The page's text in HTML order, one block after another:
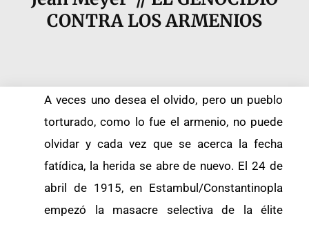
CONTRA LOS ARMENIOS
A veces uno desea el olvido, pero un pueblo
torturado, como lo fue el armenio, no puede
olvidar y cada vez que se acerca la fecha
fatídica, la herida se abre de nuevo. El 24 de
abril de 1915, en Estambul/Constantinopla
empezó la masacre selectiva de la élite